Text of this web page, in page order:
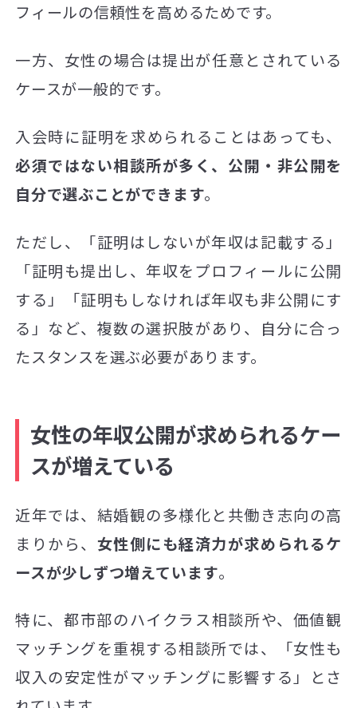
フィールの信頼性を高めるためです。
一方、女性の場合は提出が任意とされている
ケースが一般的です。
入会時に証明を求められることはあっても、
必須ではない相談所が多く、公開・非公開を
自分で選ぶことができます。
ただし、「証明はしないが年収は記載する」
「証明も提出し、年収をプロフィールに公開
する」「証明もしなければ年収も非公開にす
る」など、複数の選択肢があり、自分に合っ
たスタンスを選ぶ必要があります。
女性の年収公開が求められるケー
スが増えている
近年では、結婚観の多様化と共働き志向の高
まりから、 女性側にも経済力が求められるケ
ースが少しずつ増えています。
特に、都市部のハイクラス相談所や、価値観
マッチングを重視する相談所では、「女性も
収入の安定性がマッチングに影響する」とさ